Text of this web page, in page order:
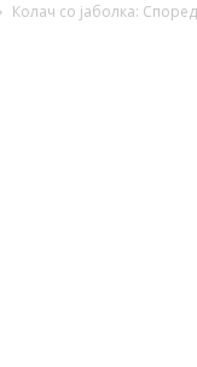
Колач со јаболка: